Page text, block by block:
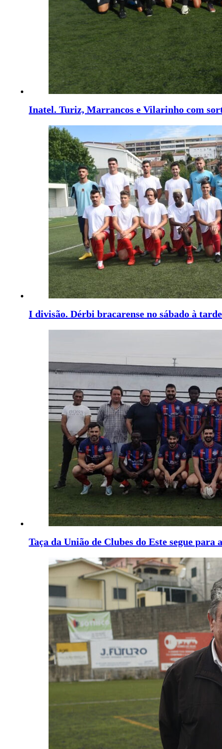
Inatel. Turiz, Marrancos e Vilarinho com
I divisão. Dérbi bracarense no sábado à tarde
Taça da União de Clubes do Este segue para